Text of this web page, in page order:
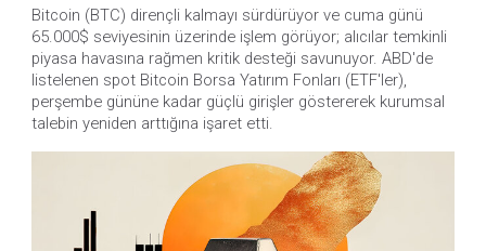
Bitcoin (BTC) dirençli kalmayı sürdürüyor ve cuma günü
65.000$ seviyesinin üzerinde işlem görüyor; alıcılar temkinli
piyasa havasına rağmen kritik desteği savunuyor. ABD'de
listelenen spot Bitcoin Borsa Yatırım Fonları (ETF'ler),
perşembe gününe kadar güçlü girişler göstererek kurumsal
talebin yeniden arttığına işaret etti.